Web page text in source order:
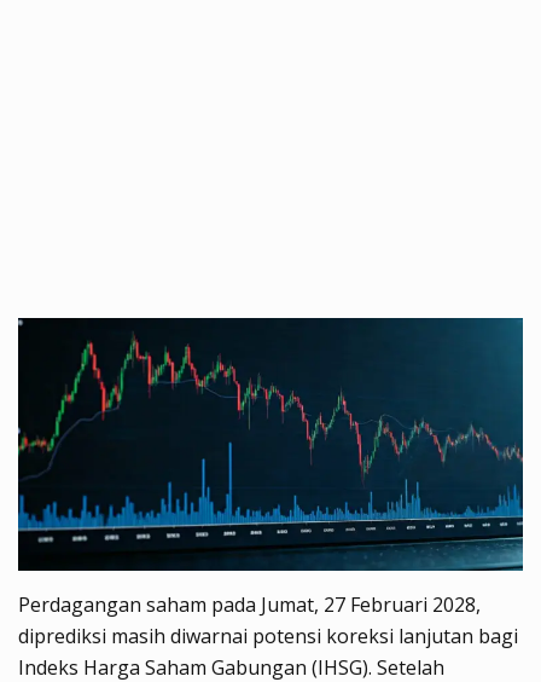
Perdagangan saham pada Jumat, 27 Februari 2028,
diprediksi masih diwarnai potensi koreksi lanjutan bagi
Indeks Harga Saham Gabungan (IHSG). Setelah